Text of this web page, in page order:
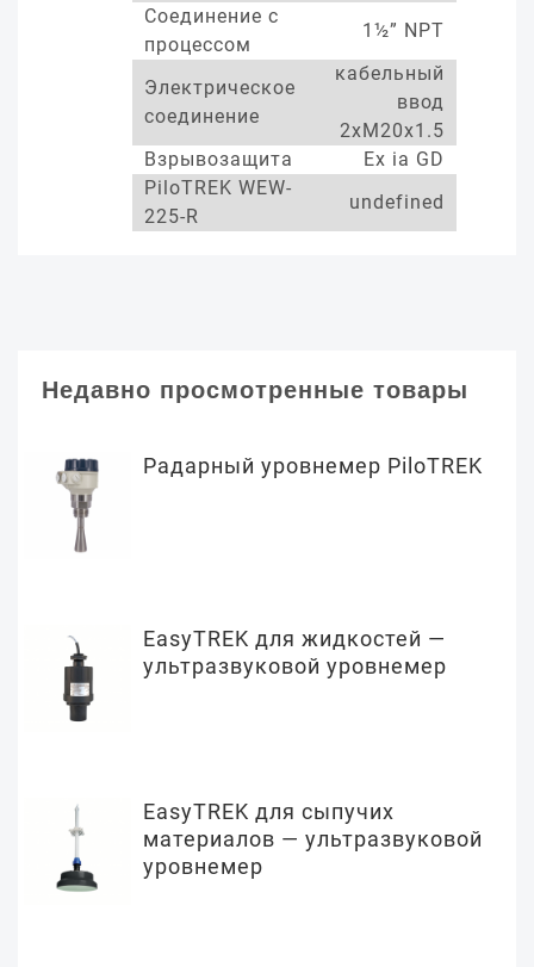
Соединение с
процессом
1½” NPT
Электрическое
соединение
кабельный
ввод
2xM20x1.5
Взрывозащита
Ex ia GD
PiloTREK WEW-
225-R
undefined
Недавно просмотренные товары
Радарный уровнемер PiloTREK
EasyTREK для жидкостей —
ультразвуковой уровнемер
EasyTREK для сыпучих
материалов — ультразвуковой
уровнемер